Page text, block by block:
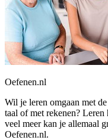
Oefenen.nl
Wil je leren omgaan met
taal of met rekenen?
veel meer kan je allemaal
Oefenen.nl.